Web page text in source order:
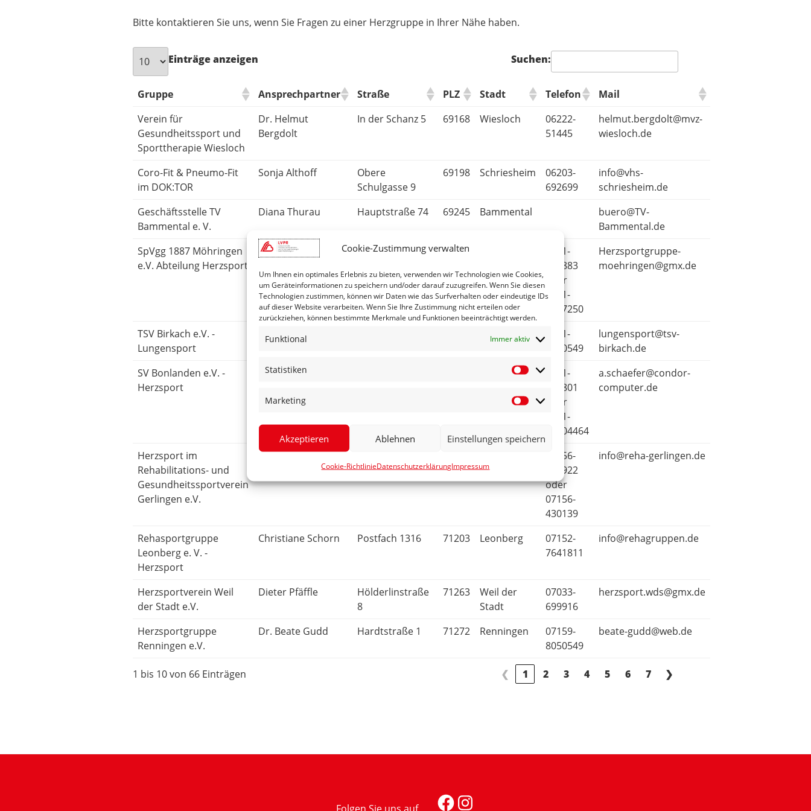
Cookie-Zustimmung verwalten
Um Ihnen ein optimales Erlebnis zu bieten, verwenden wir Technologien wie Cookies,
um Geräteinformationen zu speichern und/oder darauf zuzugreifen. Wenn Sie diesen
Technologien zustimmen, können wir Daten wie das Surfverhalten oder eindeutige IDs
auf dieser Website verarbeiten. Wenn Sie Ihre Zustimmung nicht erteilen oder
zurückziehen, können bestimmte Merkmale und Funktionen beeinträchtigt werden.
Funktional Immer aktiv
Statistiken Statistiken
Marketing Marketing
Akzeptieren Ablehnen Einstellungen speichern
Cookie-RichtlinieDatenschutzerklärungImpressum
Bitte kontaktieren Sie uns, wenn Sie Fragen zu einer Herzgruppe in Ihrer Nähe haben.
Einträge anzeigen Suchen:
Gruppe Ansprechpartner Straße PLZ Stadt Telefon
Mail
Verein für
Gesundheitssport und
Sporttherapie Wiesloch
Dr. Helmut
Bergdolt
In der Schanz 5 69168 Wiesloch
06222-
51445
helmut.bergdolt@mvz-
wiesloch.de
Coro-Fit & Pneumo-Fit
im DOK:TOR
Sonja Althoff
Obere
Schulgasse 9
69198 Schriesheim
06203-
692699
info@vhs-
schriesheim.de
Geschäftsstelle TV
Bammental e. V.
Diana Thurau Hauptstraße 74 69245 Bammental
buero@TV-
Bammental.de
SpVgg 1887 Möhringen
e.V. Abteilung Herzsport
Ursula Platz
Hechinger
70567
0711-
713883
oder
0711-
7157250
Herzsportgruppe-
moehringen@gmx.de
TSV Birkach e.V. -
Lungensport
Heidrun Benkmann Stuttgart
0711-
4570549
lungensport@tsv-
birkach.de
SV Bonlanden e.V. -
Herzsport
Andrea Schäfer Filderstadt
0711-
775801
oder
0151-
67704464
a.schaefer@condor-
computer.de
Herzsport im
Rehabilitations- und
Gesundheitssportverein
Gerlingen e.V.
Brigitte Maier
45
07156-
179922
oder
07156-
430139
info@reha-gerlingen.de
Rehasportgruppe
Leonberg e. V. -
Herzsport
Christiane Schorn Postfach 1316 71203 Leonberg
07152-
7641811
info@rehagruppen.de
Herzsportverein Weil
der Stadt e.V.
Dieter Pfäffle
Hölderlinstraße
8
71263
Weil der
Stadt
07033-
699916
herzsport.wds@gmx.de
Herzsportgruppe
Renningen e.V.
Dr. Beate Gudd Hardtstraße 1 71272 Renningen
07159-
8050549
beate-gudd@web.de
1 bis 10 von 66 Einträgen ❮ 1 2 3 4 5 6 7 ❯
Facebook
Instagram